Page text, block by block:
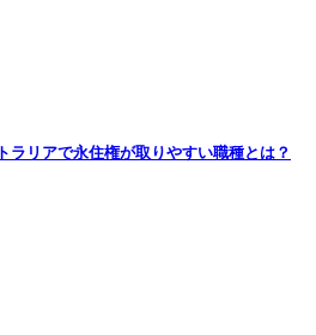
ラリアで永住権が取りやすい職種とは？